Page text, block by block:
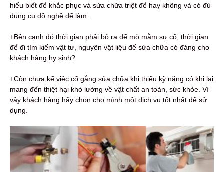
hiểu biết để khắc phục và sửa chữa triệt để hay không và có đủ
dụng cụ đồ nghề để làm.
+Bên cạnh đó thời gian phải bỏ ra để mò mẫm sự cố, thời gian
để đi tìm kiếm vật tư, nguyên vật liệu để sửa chữa có đáng cho
khách hàng hy sinh?
+Còn chưa kể việc cố gắng sửa chữa khi thiếu kỹ năng có khi lại
mang đến thiệt hại khó lường về vật chất an toàn, sức khỏe. Vì
vậy khách hàng hãy chọn cho mình một dịch vụ tốt nhất để sử
dụng.